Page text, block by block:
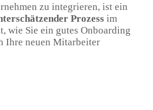
zu integrieren, ist ein
Prozess im
wie Sie ein gutes Onboarding
Ihre neuen Mitarbeiter